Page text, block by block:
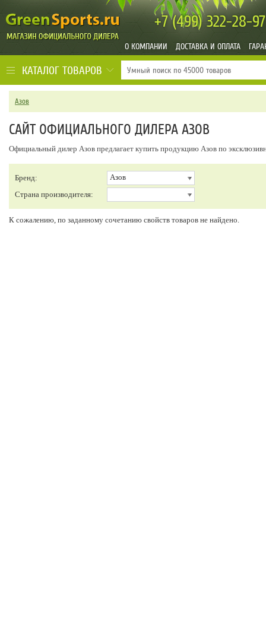
+7 (499)322-28-97
О КОМПАНИИ ДОСТАВКА И ОПЛАТА
КАТАЛОГ ТОВАРОВ
Азов
САЙТ ОФИЦИАЛЬНОГО ДИЛЕРА АЗОВ
Официальный дилер Азов предлагает купить продукцию Азов по
Бренд:
Азов
Страна производителя:
К сожалению, по заданному сочетанию свойств товаров не найдено.